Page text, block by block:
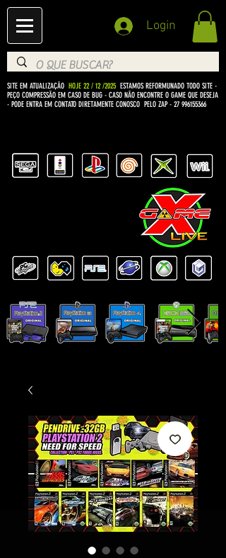
Login
SITE EM ATUALIZAÇÃO HOJE 22 / 12 /2025 ESTAMOS REFORMUNADO TODO SITE -
PEÇO COMPRESSÃO EM CASO DE BUG - CASO NÃO ENCONTRE O GAME QUE DESEJA
- PODE ENTRA EM CONTATO DIRETAMENTE CONOSCO PELO ZAP - 27 996155366